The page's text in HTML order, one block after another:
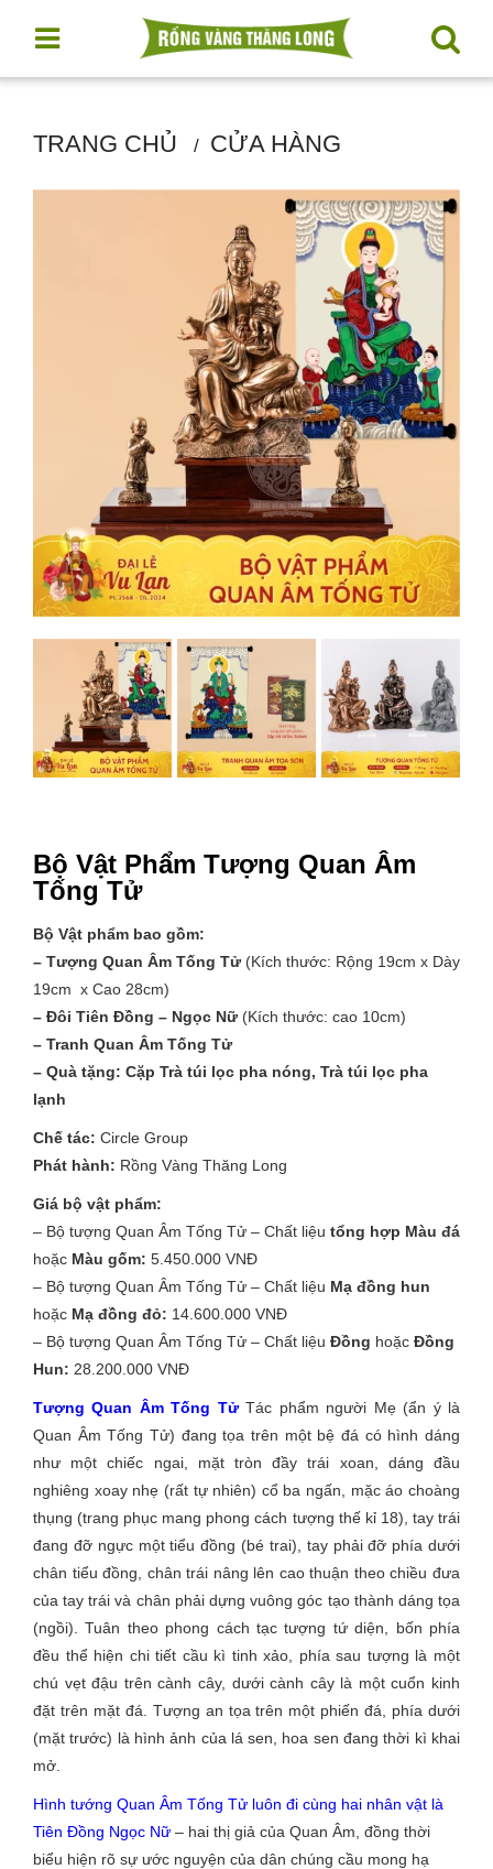
TRANG CHỦ CỬA HÀNG
Bộ Vật Phẩm Tượng Quan Âm
Tống Tử
Bộ Vật phẩm bao gồm:
– Tượng Quan Âm Tống Tử (Kích thước: Rộng 19cm x Dày
19cm x Cao 28cm)
– Đôi Tiên Đồng – Ngọc Nữ (Kích thước: cao 10cm)
– Tranh Quan Âm Tống Tử
– Quà tặng: Cặp Trà túi lọc pha nóng, Trà túi lọc pha
lạnh
Chế tác: Circle Group
Phát hành: Rồng Vàng Thăng Long
Giá bộ vật phẩm:
– Bộ tượng Quan Âm Tống Tử – Chất liệu tổng hợp Màu đá
hoặc Màu gốm: 5.450.000 VNĐ
– Bộ tượng Quan Âm Tống Tử – Chất liệu Mạ đồng hun
hoặc Mạ đồng đỏ: 14.600.000 VNĐ
– Bộ tượng Quan Âm Tống Tử – Chất liệu Đồng hoặc Đồng
Hun: 28.200.000 VNĐ
Tượng Quan Âm Tống TửTác phẩm người Mẹ (ẩn ý là
Quan Âm Tống Tử) đang tọa trên một bệ đá có hình dáng
như một chiếc ngai, mặt tròn đầy trái xoan, dáng đầu
nghiêng xoay nhẹ (rất tự nhiên) cổ ba ngấn, mặc áo choàng
thụng (trang phục mang phong cách tượng thế kỉ 18), tay trái
đang đỡ ngực một tiểu đồng (bé trai), tay phải đỡ phía dưới
chân tiểu đồng, chân trái nâng lên cao thuận theo chiều đưa
của tay trái và chân phải dựng vuông góc tạo thành dáng tọa
(ngồi). Tuân theo phong cách tạc tượng tứ diện, bốn phía
đều thể hiện chi tiết cầu kì tinh xảo, phía sau tượng là một
chú vẹt đậu trên cành cây, dưới cành cây là một cuổn kinh
đặt trên mặt đá. Tượng an tọa trên một phiến đá, phía dưới
(mặt trước) là hình ảnh của lá sen, hoa sen đang thời kì khai
mở.
Hình tướng Quan Âm Tống Tử luôn đi cùng hai nhân vật là
Tiên Đồng Ngọc Nữ – hai thị giả của Quan Âm, đồng thời
biểu hiện rõ sự ước nguyện của dân chúng cầu mong hạ